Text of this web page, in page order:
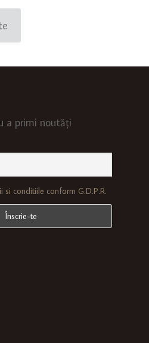
a primi noutăți
si conditiile conform G.D.P.R.